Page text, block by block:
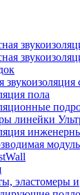
звукоизоляция
пола
линейки
эластомеры и